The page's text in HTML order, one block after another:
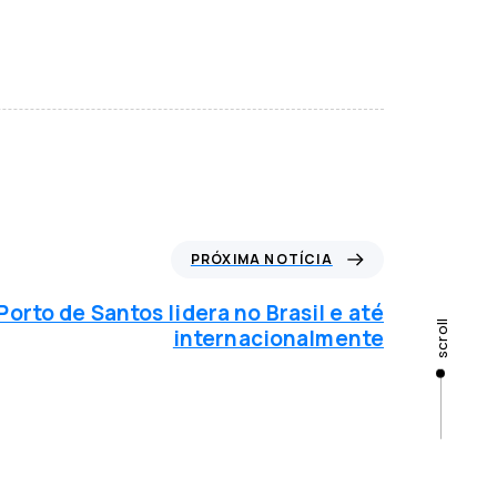
scroll
PRÓXIMA NOTÍCIA
de Santos lidera no Brasil e até
internacionalmente